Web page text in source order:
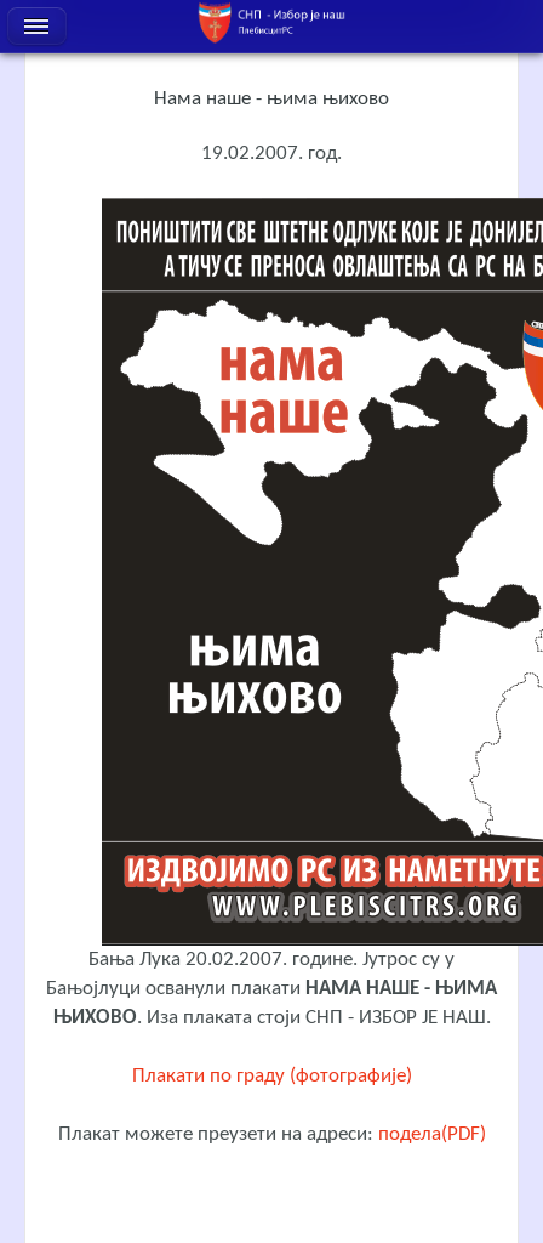
Нама наше - њима њихово
19.02.2007. год.
Бања Лука 20.02.2007. године. Јутрос су у
Бањојлуци осванули плакати НАМА НАШЕ - ЊИМА
ЊИХОВО. Иза плаката стоји СНП - ИЗБОР ЈЕ НАШ.
Плакати по граду (фотографије)
Плакат можете преузети на адреси: подела(PDF)